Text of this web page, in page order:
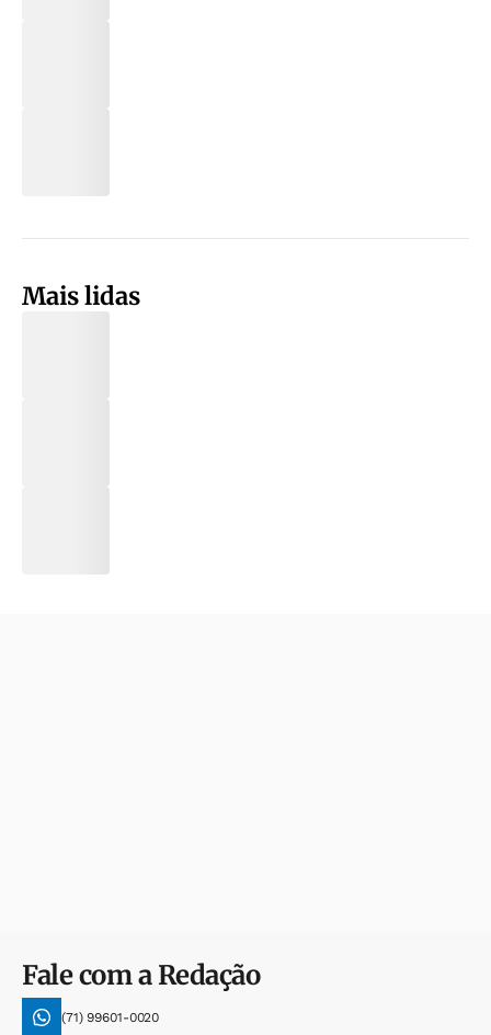
Mais lidas
Fale com a Redação
(71) 99601-0020